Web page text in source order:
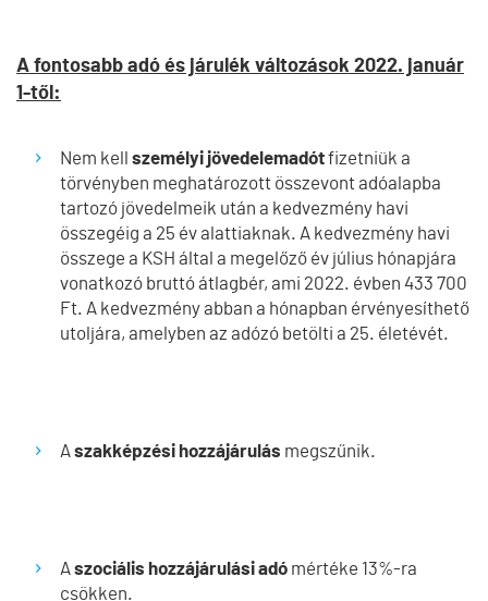
A fontosabb adó és járulék változások 2022. január
1-től:
Nem kell személyi jövedelemadótfizetniük a
törvényben meghatározott összevont adóalapba
tartozó jövedelmeik után a kedvezmény havi
összegéig a 25 év alattiaknak. A kedvezmény havi
összege a KSH által a megelőző év július hónapjára
vonatkozó bruttó átlagbér, ami 2022. évben 433 700
Ft. A kedvezmény abban a hónapban érvényesíthető
utoljára, amelyben az adózó betölti a 25. életévét.
Aszakképzési hozzájárulás megszűnik.
Aszociális hozzájárulási adó mértéke 13%-ra
csökken.